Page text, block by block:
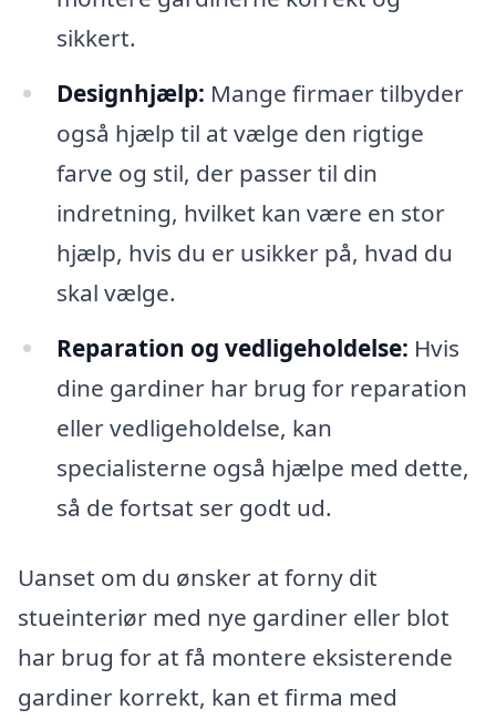
sikkert.
Designhjælp: Mange firmaer tilbyder
også hjælp til at vælge den rigtige
farve og stil, der passer til din
indretning, hvilket kan være en stor
hjælp, hvis du er usikker på, hvad du
skal vælge.
Reparation og vedligeholdelse: Hvis
dine gardiner har brug for reparation
eller vedligeholdelse, kan
specialisterne også hjælpe med dette,
så de fortsat ser godt ud.
Uanset om du ønsker at forny dit
stueinteriør med nye gardiner eller blot
har brug for at få montere eksisterende
gardiner korrekt, kan et firma med